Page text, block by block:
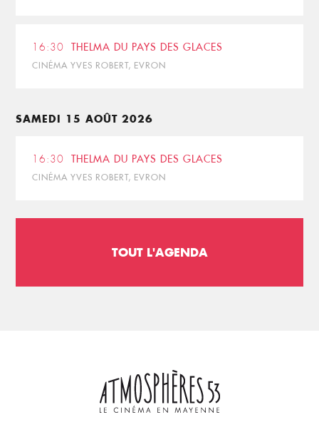
16:30 THELMA DU PAYS DES GLACES
CINÉMA YVES ROBERT, EVRON
SAMEDI 15 AOÛT 2026
16:30 THELMA DU PAYS DES GLACES
CINÉMA YVES ROBERT, EVRON
TOUT L'AGENDA